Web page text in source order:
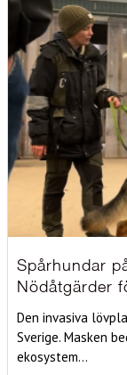
Spårhundar
Nödåtgärder
Den invasiva
Sverige. Masken
ekosystem...